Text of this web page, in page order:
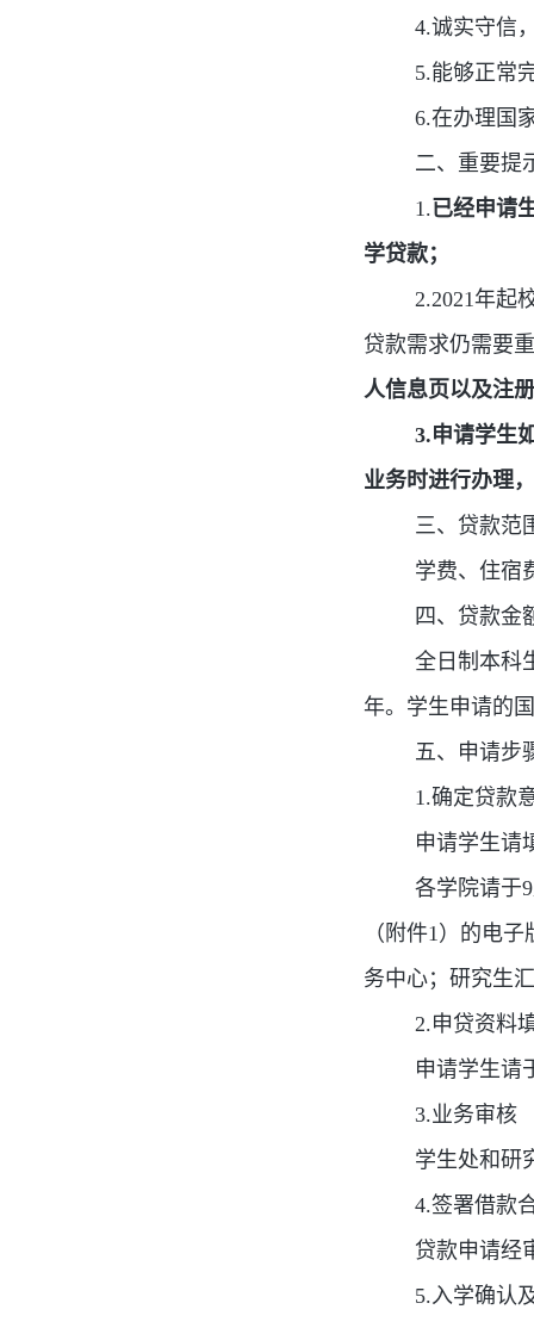
4.诚实守信
5.能够正常
6.在办理国
二、重要提
1.已经申请
学贷款；
2.2021年起
贷款需求仍需要
人信息页以及注
3.申请学生
业务时进行办理
三、贷款范
学费、住宿
四、贷款金
全日制本科
年。学生申请的
五、申请步
1.确定贷款
申请学生请
各学院请于
（附件1）的电
务中心；研究生
2.申贷资料
申请学生请
3.业务审核
学生处和研
4.签署借款
贷款申请经
5.入学确认